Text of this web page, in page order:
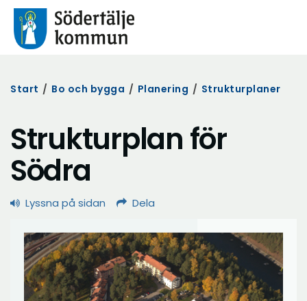
Start / Bo och bygga / Planering / Strukturplaner
Strukturplan för
Södra
Lyssna på sidan Dela